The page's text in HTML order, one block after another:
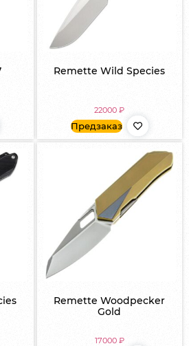
Remette Wild Species
22000₽
Предзаказ
Remette Woodpecker
Gold
17000 ₽